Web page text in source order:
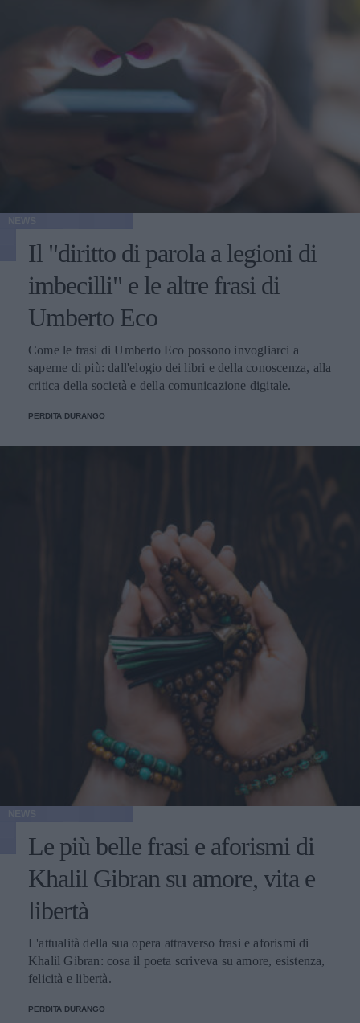
Il "diritto di parola a legioni di
imbecilli" e le altre frasi di
Umberto Eco
Come le frasi di Umberto Eco possono invogliarci a
saperne di più: dall'elogio dei libri e della conoscenza, alla
critica della società e della comunicazione digitale.
PERDITA DURANGO
Le più belle frasi e aforismi di
Khalil Gibran su amore, vita e
libertà
L'attualità della sua opera attraverso frasi e aforismi di
Khalil Gibran: cosa il poeta scriveva su amore, esistenza,
felicità e libertà.
PERDITA DURANGO